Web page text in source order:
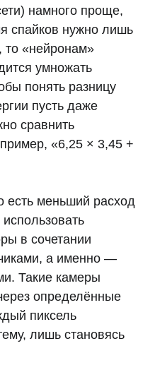
намного проще,
спайков нужно лишь
то «нейронам»
умножать
понять разницу
пусть даже
сравнить
«6,25 × 3,45 +
есть меньший расход
в сочетании
а именно —
Такие камеры
определённые
пиксель
лишь становясь